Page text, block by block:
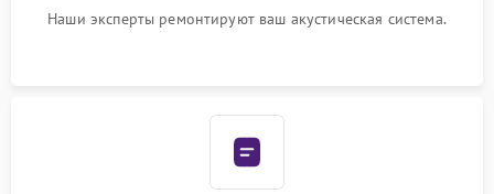
Наши эксперты ремонтируют ваш акустическая система.